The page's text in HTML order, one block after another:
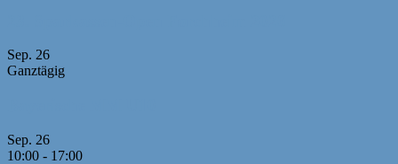
Sep. 26
Ganztägig
Sep. 26
10:00 - 17:00